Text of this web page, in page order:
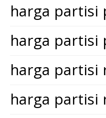
harga partisi
harga partisi
harga partisi
harga partisi